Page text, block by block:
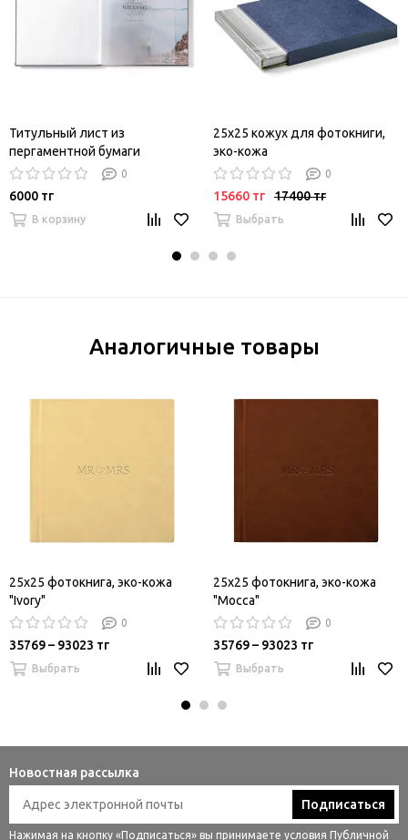
Титульный лист из
пергаментной бумаги
0
6000 тг
В корзину
25х25 кожух для фотокниги,
эко-кожа
0
15660 тг 17400 тг
Выбрать
Аналогичные товары
25х25 фотокнига, эко-кожа
"Ivory"
0
35769 – 93023 тг
Выбрать
25х25 фотокнига, эко-кожа
"Mocca"
0
35769 – 93023 тг
Выбрать
Новостная рассылка
Подписаться
Нажимая на кнопку «Подписаться» вы принимаете условия Публичной